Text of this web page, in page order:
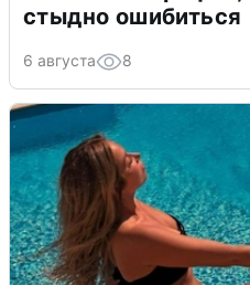
стыдно ошибиться
6 августа 8